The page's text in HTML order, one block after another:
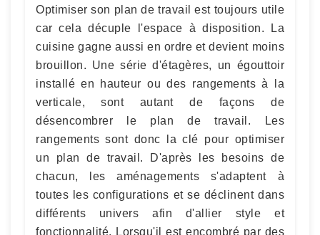
Optimiser son plan de travail est toujours utile
car cela décuple l'espace à disposition. La
cuisine gagne aussi en ordre et devient moins
brouillon. Une série d'étagères, un égouttoir
installé en hauteur ou des rangements à la
verticale, sont autant de façons de
désencombrer le plan de travail. Les
rangements sont donc la clé pour optimiser
un plan de travail. D'après les besoins de
chacun, les aménagements s'adaptent à
toutes les configurations et se déclinent dans
différents univers afin d'allier style et
fonctionnalité. Lorsqu'il est encombré par des